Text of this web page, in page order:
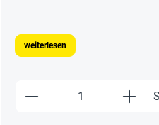
weiterlesen
Produkt Anzahl: